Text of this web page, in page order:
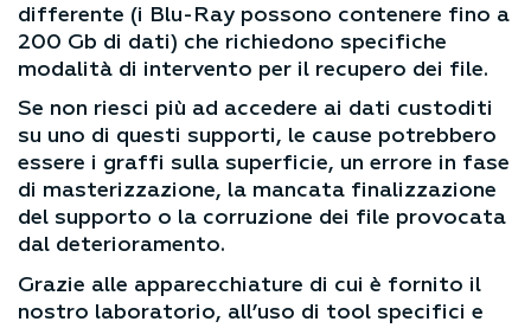
differente (i Blu-Ray possono contenere fino a
200 Gb di dati) che richiedono specifiche
modalità di intervento per il recupero dei file.
Se non riesci più ad accedere ai dati custoditi
su uno di questi supporti, le cause potrebbero
essere i graffi sulla superficie, un errore in fase
di masterizzazione, la mancata finalizzazione
del supporto o la corruzione dei file provocata
dal deterioramento.
Grazie alle apparecchiature di cui è fornito il
nostro laboratorio, all’uso di tool specifici e